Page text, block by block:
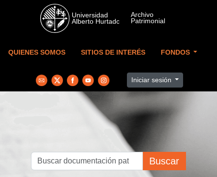
Skip to main content
QUIENES SOMOS SITIOS DE INTERÉS FONDOS
Iniciar sesión
Buscar